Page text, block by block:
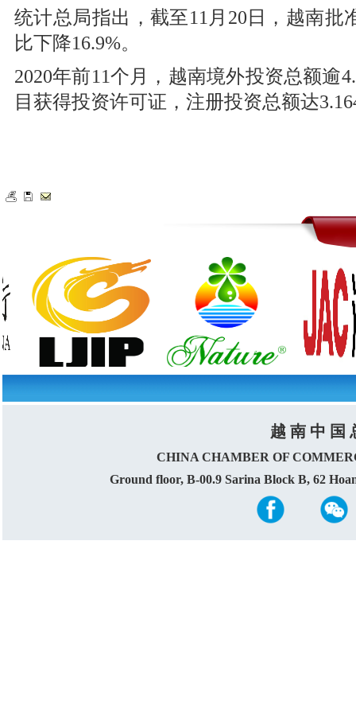
统计总局指出，截至11月20日，越南
比下降16.9%。
2020年前11个月，越南境外投资总额逾
目获得投资许可证，注册投资总额达
越 南 中 国
CHINA CHAMBER OF
Ground floor, B-00.9 Sarina Block B, 62